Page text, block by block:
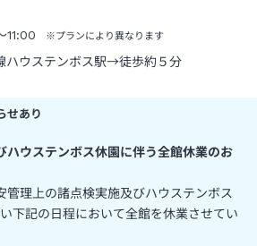
11:00 ※プランにより異なります
ハウステンボス駅→徒歩約５分
せあり
ハウステンボス休園に伴う全館休業のお
管理上の諸点検実施及びハウステンボス
下記の日程において全館を休業させてい